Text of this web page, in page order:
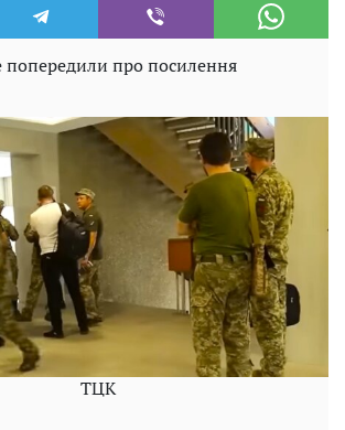
попередили про посилення
ТЦК